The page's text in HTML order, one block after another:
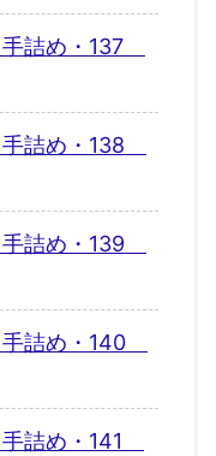
詰め・137
詰め・138
詰め・139
詰め・140
詰め・141